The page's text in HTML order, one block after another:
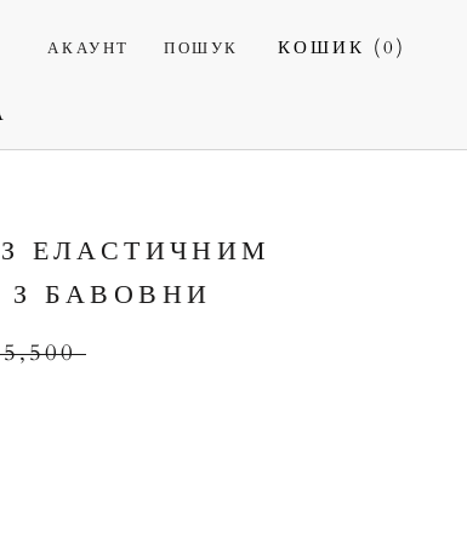
АКАУНТ ПОШУК КОШИК (0 )
ЕЛАСТИЧНИМ
БАВОВНИ